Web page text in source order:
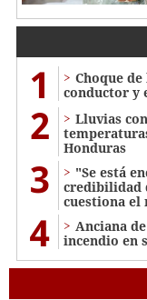
1
Choque
conductor y
2
Lluvias
Honduras
3
"Se está
credibilidad
cuestiona el
4
Anciana
incendio en